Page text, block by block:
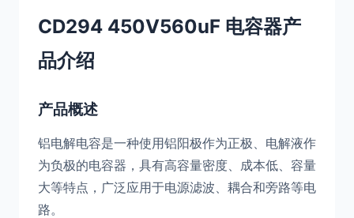
CD294 450V560uF 电容器产
品介绍
产品概述
铝电解电容是一种使用铝阳极作为正极、电解液作
为负极的电容器，具有高容量密度、成本低、容量
大等特点，广泛应用于电源滤波、耦合和旁路等电
路。